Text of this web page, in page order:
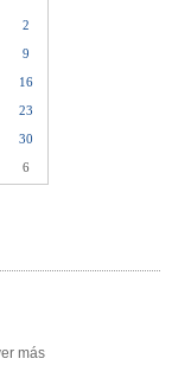
2
9
16
23
30
6
más